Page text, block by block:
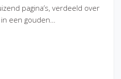
pagina’s, verdeeld over
een gouden…